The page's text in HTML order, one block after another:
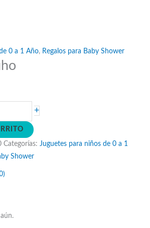
0 a 1 Año, Regalos para Baby Shower
+
Categorías:Juguetes para niños de 0 a 1
Shower